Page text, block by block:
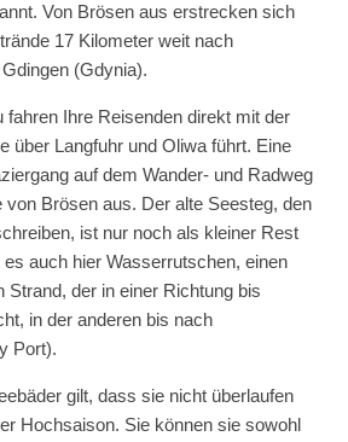
Von Brösen aus erstrecken sich
17 Kilometer weit nach
(Gdynia).
fahren Ihre Reisenden direkt mit der
über Langfuhr und Oliwa führt. Eine
auf dem Wander- und Radweg
von Brösen aus. Der alte Seesteg, den
ist nur noch als kleiner Rest
auch hier Wasserrutschen, einen
Strand, der in einer Richtung bis
in der anderen bis nach
Port).
gilt, dass sie nicht überlaufen
Hochsaison. Sie können sie sowohl